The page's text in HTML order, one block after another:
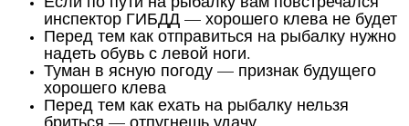
инспектор ГИБДД — хорошего клева не будет
Перед тем как отправиться на рыбалку нужно
надеть обувь с левой ноги.
Туман в ясную погоду — признак будущего
хорошего клева
Перед тем как ехать на рыбалку нельзя
бриться — отпугнешь удачу